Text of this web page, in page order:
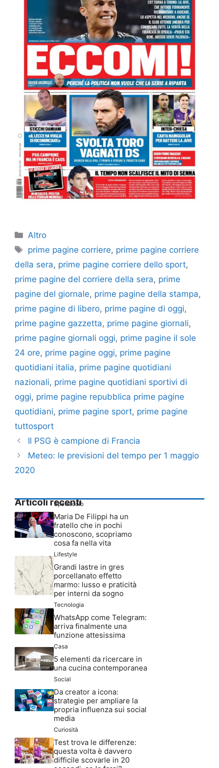
Categorie
Altro
Tag
prime pagine corriere, prime pagine corriere
della sera, prime pagine corriere dello sport,
prime pagine del corriere della sera, prime
pagine del giornale, prime pagine della stampa,
prime pagine di libero, prime pagine di oggi,
prime pagine gazzetta, prime pagine giornali,
prime pagine giornali oggi, prime pagine il sole
24 ore, prime pagine oggi, prime pagine
quotidiani italia, prime pagine quotidiani
nazionali, prime pagine quotidiani sportivi di
oggi, prime pagine repubblica prime pagine
quotidiani, prime pagine sport, prime pagine
tuttosport
Il PSG è campione di Francia
Meteo: le previsioni del tempo per 1 maggio
2020
Articoli recenti
Spettacolo
Maria De Filippi ha un
fratello che in pochi
conoscono, scopriamo
cosa fa nella vita
Lifestyle
Grandi lastre in gres
porcellanato effetto
marmo: lusso e praticità
per interni da sogno
Tecnologia
WhatsApp come Telegram:
arriva finalmente una
funzione attesissima
Casa
5 elementi da ricercare in
una cucina contemporanea
Social
Da creator a icona:
strategie per ampliare la
propria influenza sui social
media
Curiosità
Test trova le differenze:
questa volta è davvero
difficile scovarle in 20